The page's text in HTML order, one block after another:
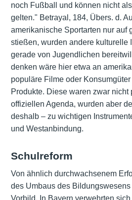
noch Fußball und können nicht
gelten." Betrayal, 184, Übers. d.
amerikanische Sportarten nur auf
stießen, wurden andere kulturelle
gerade von Jugendlichen
denken wäre hier etwa an
populäre Filme oder
Produkte. Diese waren zwar nicht
offiziellen Agenda, wurden aber
deshalb – zu wichtigen
und Westanbindung.
Schulreform
Von ähnlich durchwachsenem
des Umbaus des
Vorbild. In Bayern verwehrten